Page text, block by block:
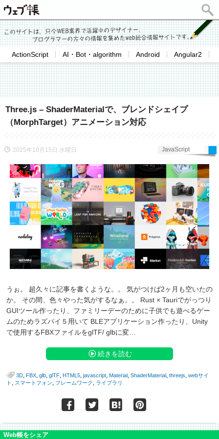
ActionScript AI・Bot・algorithm Android Angular2
Three.js – ShaderMaterialで、ブレンドシェイプ
（MorphTarget）アニメーション対応
JavaScript
2025年10月15日 水曜日
うぉ。 超久々に記事を書くような。。 気がつけば2ヶ月も空いたの
か。 その間、色々やった気がするなぁ。。 Rust × Tauriでがっつり
GUIツール作ったり、ファミリーデーのために子供でも遊べるゲー
ムのためラズパイ５用いて BLEアプリケーション作ったり、Unity
で使用するFBXファイルをglTF/ glbに変…
続きを読む
3D, FBX, glb, glTF, HTML5, javascript, Material , ShaderMaterial , threejs, webサイ
ト , スマートフォン, フレームワーク , ライブラリ
Web帳をシェア